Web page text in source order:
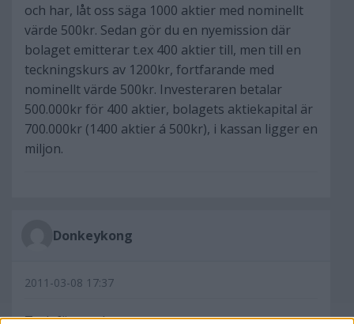
och har, låt oss säga 1000 aktier med nominellt
värde 500kr. Sedan gör du en nyemission där
bolaget emitterar t.ex 400 aktier till, men till en
teckningskurs av 1200kr, fortfarande med
nominellt värde 500kr. Investeraren betalar
500.000kr för 400 aktier, bolagets aktiekapital är
700.000kr (1400 aktier á 500kr), i kassan ligger en
miljon.
Donkeykong
2011-03-08 17:37